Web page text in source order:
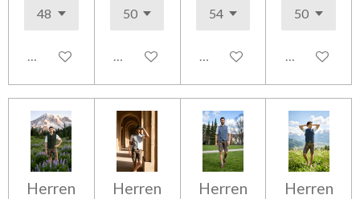
In den WarenkorbIn den WarenkorbIn den WarenkorbIn den
Herren
Herren
Herren
Herren